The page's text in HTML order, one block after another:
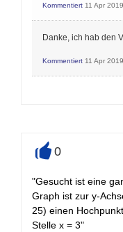
Kommentiert 11 Apr 2019
Danke, ich hab den
Kommentiert 11 Apr 2019
0
"Gesucht ist eine
Graph ist zur y-
25) einen
Stelle x = 3"